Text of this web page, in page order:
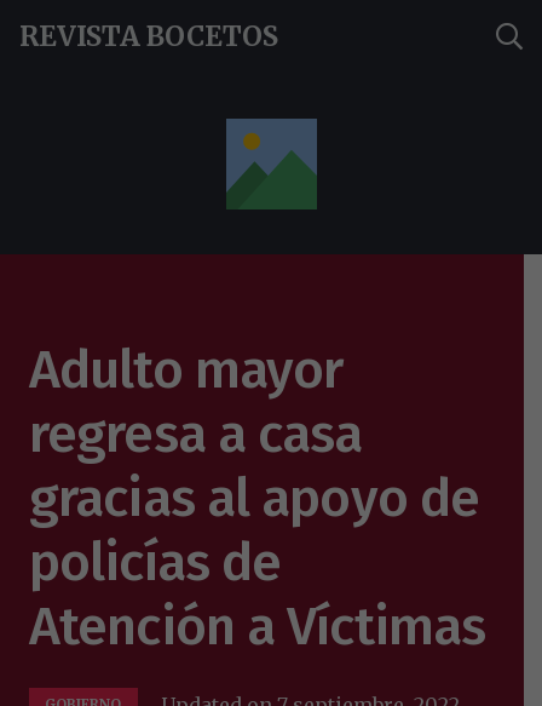
REVISTA BOCETOS
Adulto mayor
regresa a casa
gracias al apoyo de
policías de
Atención a Víctimas